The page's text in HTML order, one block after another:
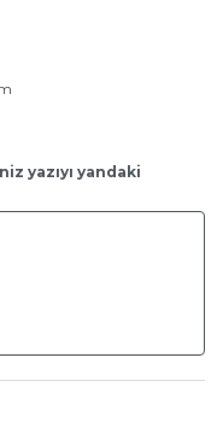
yazıyı yandaki